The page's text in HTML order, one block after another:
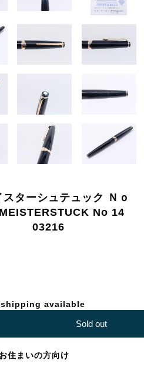
ターシュテュック Ｎｏ
No 14
03216
available
Sold out
住まいの方向け